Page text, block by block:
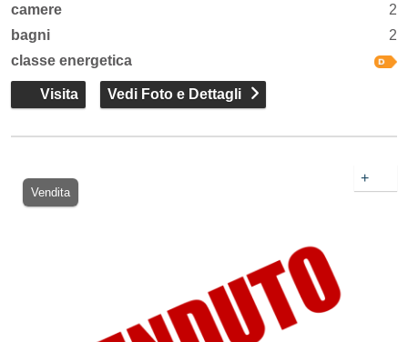
camere
2
bagni
2
classe energetica
Visita Vedi Foto e Dettagli
Vendita
+